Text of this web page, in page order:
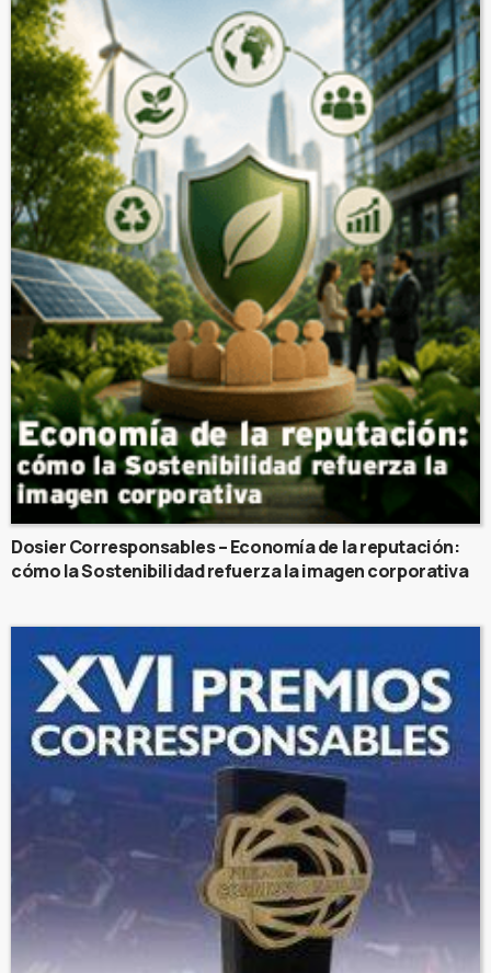
Dosier Corresponsables – Economía de la reputación:
cómo la Sostenibilidad refuerza la imagen corporativa